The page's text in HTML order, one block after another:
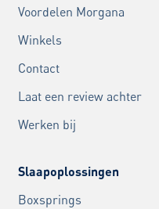
Voordelen Morgana
Winkels
Contact
Laat een review achter
Werken bij
Slaapoplossingen
Boxsprings